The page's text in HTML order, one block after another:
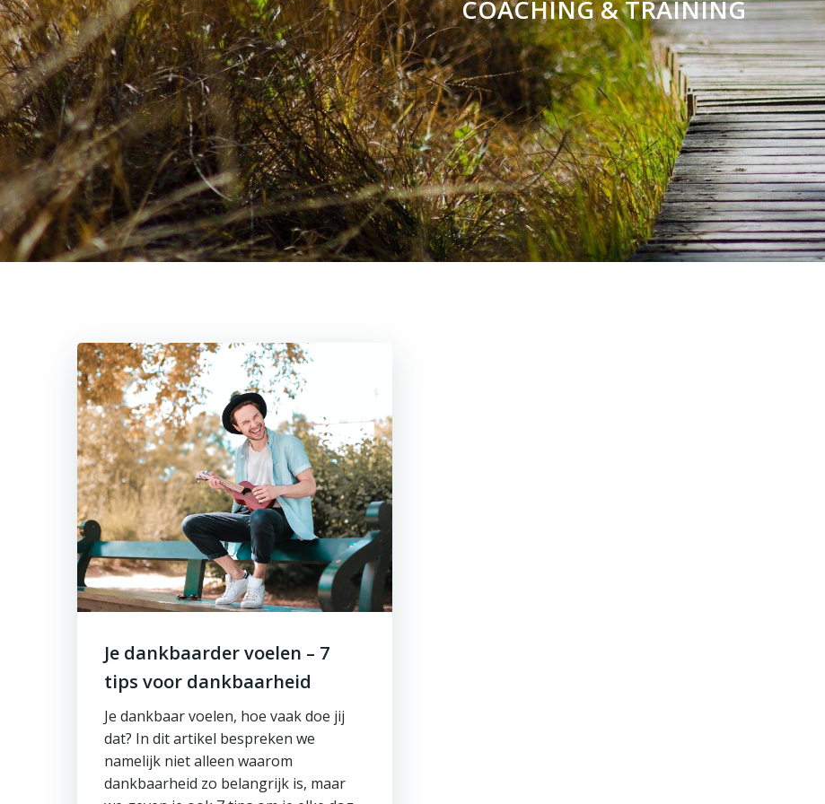
COACHING & TRAINING
Je dankbaarder voelen – 7
tips voor dankbaarheid
Je dankbaar voelen, hoe vaak doe jij
dat? In dit artikel bespreken we
namelijk niet alleen waarom
dankbaarheid zo belangrijk is, maar